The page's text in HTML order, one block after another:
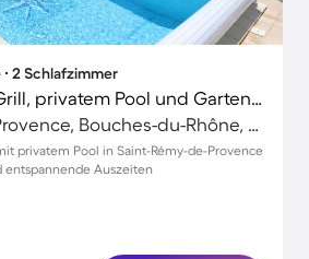
∙ 2 Schlafzimmer
Ferienhaus mit Grill, privatem Pool und Garten | Stadtblick | Ideal für Homeoffice
Les Baux-de-Provence, Bouches-du-Rhône, Frankreich
privatem Pool in Saint-Rémy-de-Provence
entspannende Auszeiten